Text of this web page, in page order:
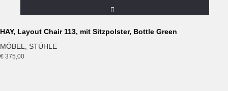
HAY, Layout Chair 113, mit Sitzpolster, Bottle Green
MÖBEL
STÜHLE
€ 375,00